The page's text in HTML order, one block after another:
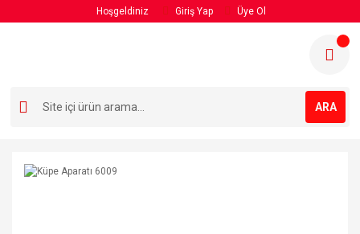
Hoşgeldiniz Giriş Yap Üye Ol
ARA